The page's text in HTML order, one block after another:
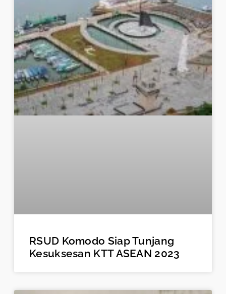
RSUD Komodo Siap Tunjang
Kesuksesan KTT ASEAN 2023